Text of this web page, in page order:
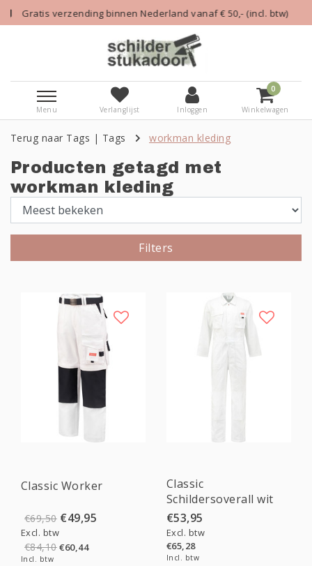
Nederland vanaf € 50,- (incl. btw) Alle kleding die
Menu Verlanglijst Inloggen
0
Winkelwagen
Terug naar Tags | Tags workman kleding
Producten getagd met
workman kleding
Filters
Classic Worker
€69,50 €49,95
Excl. btw
€84,10€60,44
Incl. btw
Classic
Schildersoverall wit
€53,95
Excl. btw
€65,28
Incl. btw